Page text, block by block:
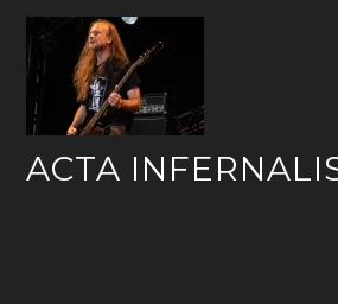
Skip
content
ACTA